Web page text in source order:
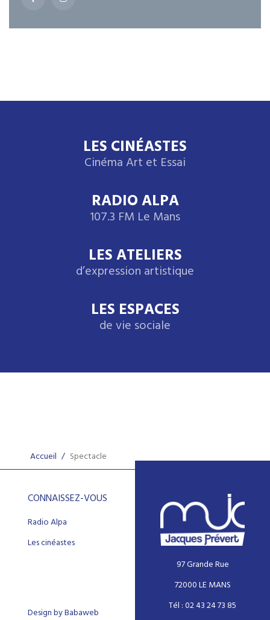
LES CINÉASTES
Cinéma Art et Essai
RADIO ALPA
107.3 FM Le Mans
LES ATELIERS
d’expression artistique
LES ESPACES
de vie sociale
Accueil / Spectacle
CONNAISSEZ-VOUS
Radio Alpa
Les cinéastes
Design by Babaweb
97 Grande Rue
72000 LE MANS
Tél : 02 43 24 73 85